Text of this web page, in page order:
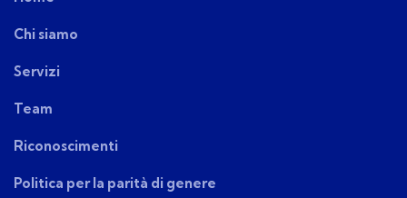
Chi siamo
Servizi
Team
Riconoscimenti
Politica per la parità di genere